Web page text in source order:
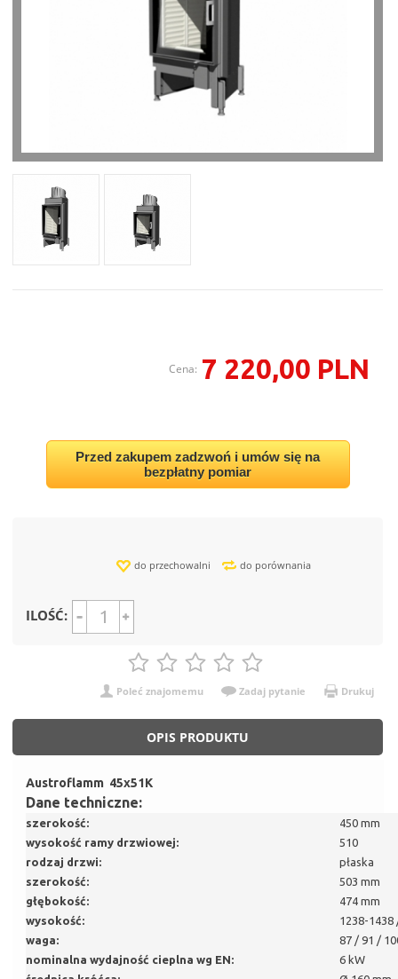
Cena: 7 220,00 PLN
Przed zakupem zadzwoń i umów się na
bezpłatny pomiar
do przechowalni do porównania
ILOŚĆ:
Poleć znajomemu Zadaj pytanie Drukuj
OPIS PRODUKTU
Austroflamm 45x51K
Dane techniczne:
szerokość:
wysokość ramy drzwiowej:
rodzaj drzwi:
szerokość:
głębokość:
wysokość:
waga:
nominalna wydajność cieplna wg EN:
450 mm
510
płaska
503 mm
474 mm
1238-1438
87 / 91 /
6 kW